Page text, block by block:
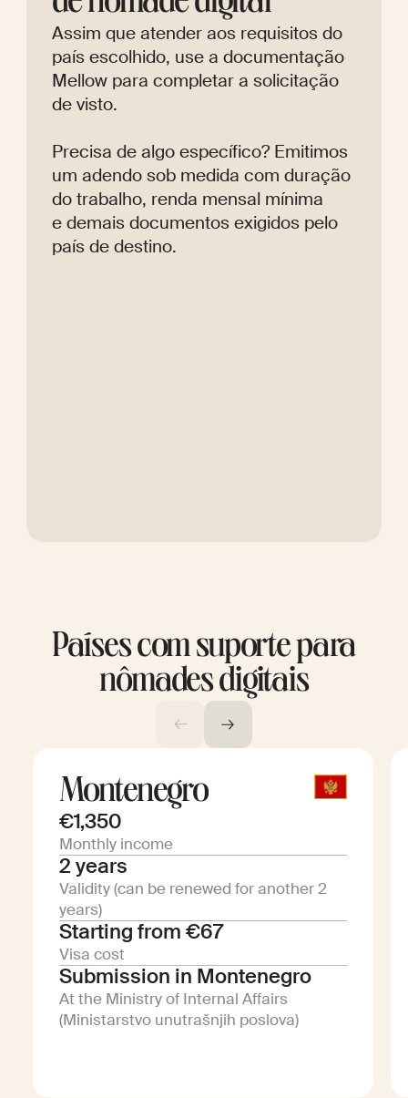
Assim que atender aos requisitos do
país escolhido, use a documentação
Mellow para completar a solicitação
de visto.
Precisa de algo específico? Emitimos
um adendo sob medida com duração
do trabalho, renda mensal mínima
e demais documentos exigidos pelo
país de destino.
Países com suporte para
nômades digitais
Montenegro
€1,350
Monthly income
2 years
Validity (can be renewed for another 2
years)
Starting from €67
Visa cost
Submission in Montenegro
At the Ministry of Internal Affairs
(Ministarstvo unutrašnjih poslova)